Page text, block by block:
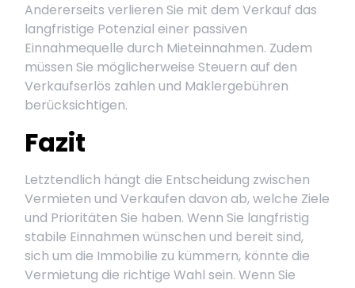
Andererseits verlieren Sie mit dem Verkauf das
langfristige Potenzial einer passiven
Einnahmequelle durch Mieteinnahmen. Zudem
müssen Sie möglicherweise Steuern auf den
Verkaufserlös zahlen und Maklergebühren
berücksichtigen.
Fazit
Letztendlich hängt die Entscheidung zwischen
Vermieten und Verkaufen davon ab, welche Ziele
und Prioritäten Sie haben. Wenn Sie langfristig
stabile Einnahmen wünschen und bereit sind,
sich um die Immobilie zu kümmern, könnte die
Vermietung die richtige Wahl sein. Wenn Sie